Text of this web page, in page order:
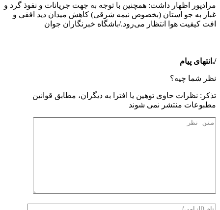
مرادپور اظهار داشت: همچنین با توجه به جهت جریانات و نفوذ گرد و
غبار به جو استان (بخصوص نیمه شرقی) کاهش میدان دید افقی و
افت کیفیت هوا انتظار می‌رود./باشگاه خبرنگاران جوان
/.انتهای پیام
نظر شما چیه؟
تذكر: نظرات حاوی توهين يا افترا به ديگران، مطابق قوانين
مطبوعات منتشر نمی شوند